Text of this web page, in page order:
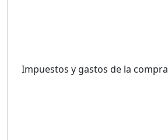
Impuestos y gastos de la compra